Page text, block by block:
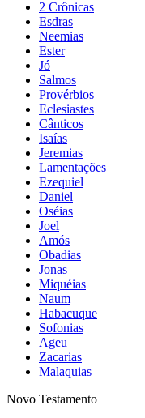
2 Crônicas
Esdras
Neemias
Ester
Jó
Salmos
Provérbios
Eclesiastes
Cânticos
Isaías
Jeremias
Lamentações
Ezequiel
Daniel
Oséias
Joel
Amós
Obadias
Jonas
Miquéias
Naum
Habacuque
Sofonias
Ageu
Zacarias
Malaquias
Novo Testamento